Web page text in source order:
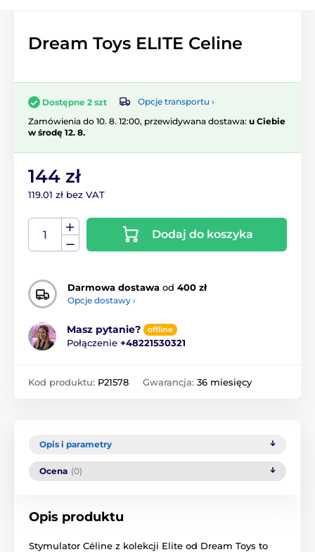
Dream Toys ELITE Celine
Dostępne 2 szt
Opcje transportu ›
Zamówienia do 10. 8. 12:00, przewidywana dostawa: u Ciebie
w środę 12. 8.
144 zł
119.01 zł bez VAT
Dodaj do koszyka
Darmowa dostawa od 400 zł
Opcje dostawy ›
Masz pytanie? offline
Połączenie +48221530321
Kod produktu: P21578 Gwarancja: 36 miesięcy
Opis i parametry
Ocena (0)
Opis produktu
Stymulator Céline z kolekcji Elite od Dream Toys to